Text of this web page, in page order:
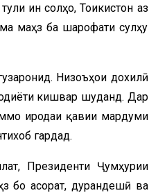
ин солҳо, Тоҷикистон аз
маҳз ба шарофати сулҳу
Низоъҳои дохилӣ
кишвар шуданд. Дар
иродаи қавии мардуми
гардад.
Президенти Ҷумҳурии
бо ҷасорат, дурандешӣ ва